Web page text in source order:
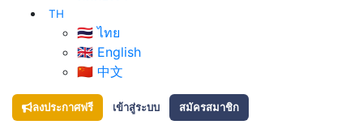
TH
🇹🇭 ไทย
🇬🇧 English
🇨🇳 中文
ลงประกาศฟรี เข้าสู่ระบบ สมัครสมาชิก